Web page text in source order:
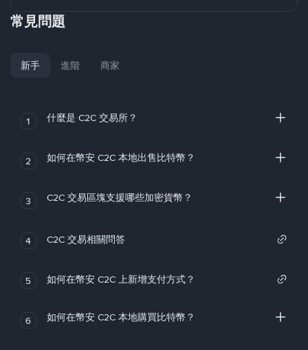
常見問題
新手 進階 商家
1 什麼是 C2C 交易所？
2 如何在幣安 C2C 本地出售比特幣？
3 C2C 交易區塊支援哪些加密貨幣？
4 C2C 交易相關問答
5 如何在幣安 C2C 上新增支付方式？
6 如何在幣安 C2C 本地購買比特幣？